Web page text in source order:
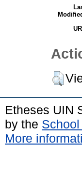
Etheses UIN
by the
More